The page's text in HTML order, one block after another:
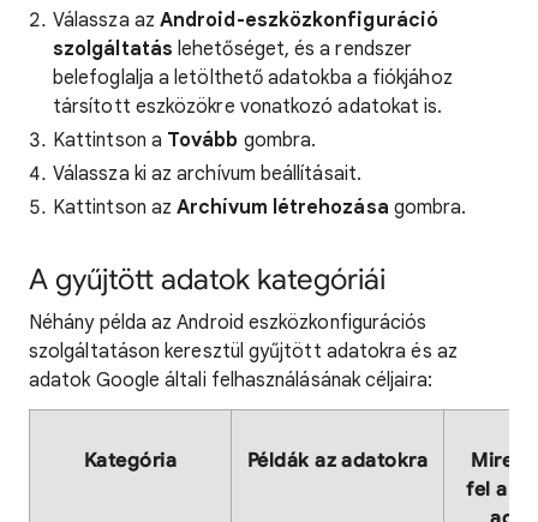
Válassza az Android-eszközkonfiguráció
szolgáltatás lehetőséget, és a rendszer
belefoglalja a letölthető adatokba a fiókjához
társított eszközökre vonatkozó adatokat is.
Kattintson a Tovább gombra.
Válassza ki az archívum beállításait.
Kattintson azArchívum létrehozása gombra.
A gyűjtött adatok kategóriái
Néhány példa az Android eszközkonfigurációs
szolgáltatáson keresztül gyűjtött adatokra és az
adatok Google általi felhasználásának céljaira:
Kategória Példák az adatokra
Mire
fel a